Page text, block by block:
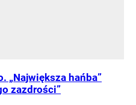
„Największa hańba”
zazdrości”